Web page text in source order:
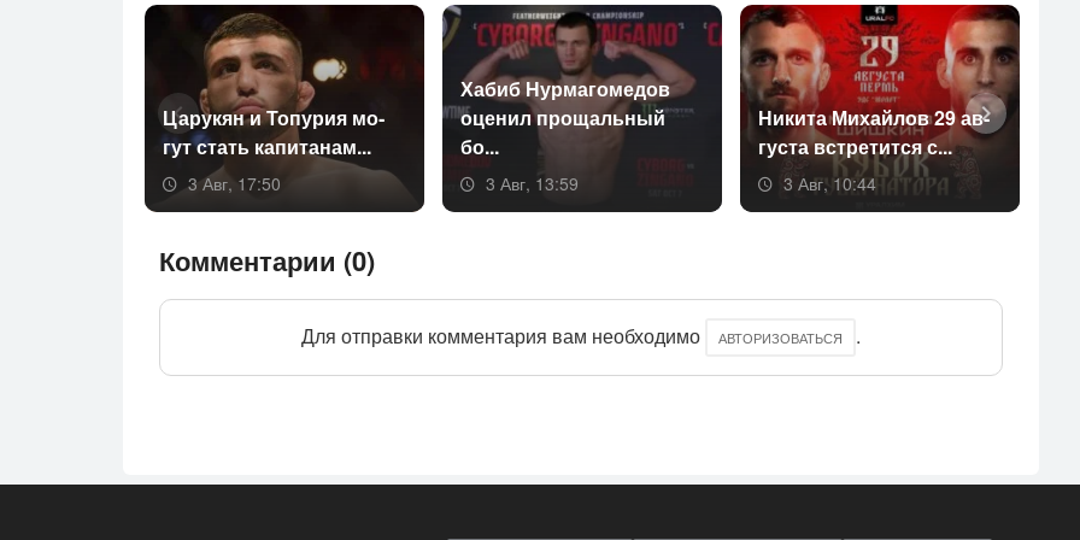
Ца­рукян и То­пурия мо­
гут стать ка­пита­нам...
3 Авг, 17:50
Ха­биб Нур­ма­гоме­дов
оце­нил про­щаль­ный
бо...
3 Авг, 13:59
Ни­кита Ми­хай­лов 29 ав­
густа встре­тит­ся с...
3 Авг, 10:44
Комментарии (0)
Для отправки комментария вам необходимо АВТОРИЗОВАТЬСЯ .